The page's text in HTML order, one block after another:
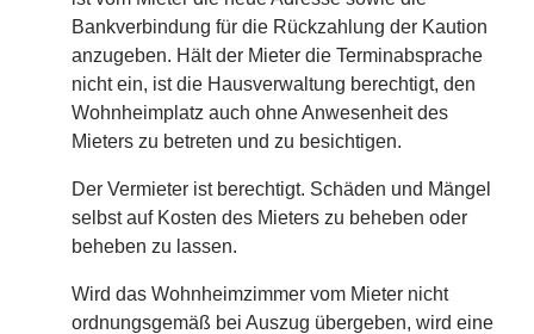
Bankverbindung für die Rückzahlung der Kaution
anzugeben. Hält der Mieter die Terminabsprache
nicht ein, ist die Hausverwaltung berechtigt, den
Wohnheimplatz auch ohne Anwesenheit des
Mieters zu betreten und zu besichtigen.
Der Vermieter ist berechtigt. Schäden und Mängel
selbst auf Kosten des Mieters zu beheben oder
beheben zu lassen.
Wird das Wohnheimzimmer vom Mieter nicht
ordnungsgemäß bei Auszug übergeben, wird eine